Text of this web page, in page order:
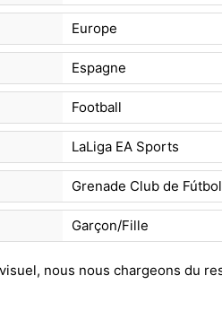
Europe
Espagne
Football
LaLiga EA Sports
Grenade Club de Fútbol
Garçon/Fille